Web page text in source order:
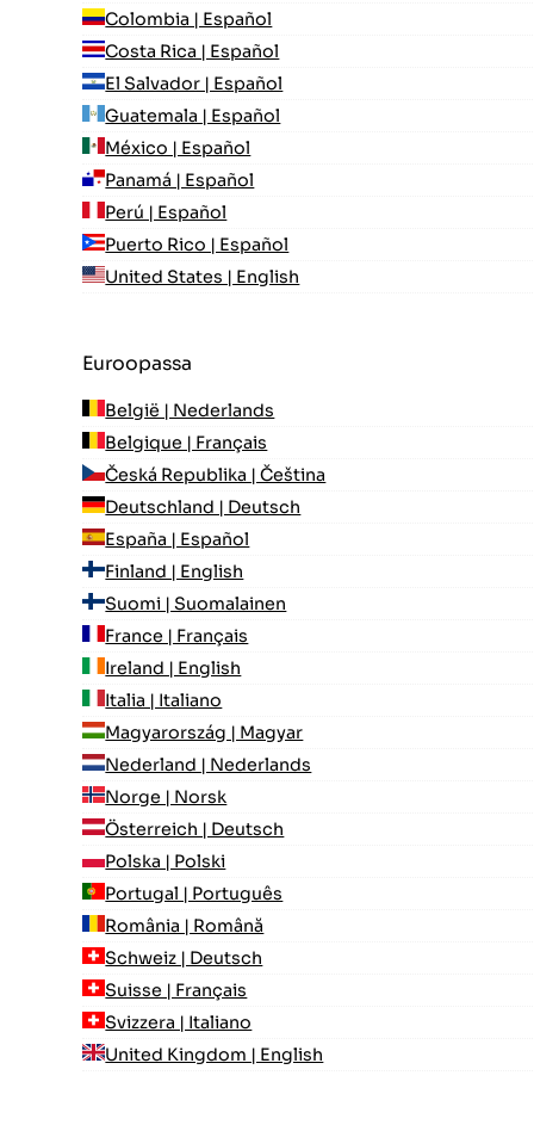
Colombia | Español
Costa Rica | Español
El Salvador | Español
Guatemala | Español
México | Español
Panamá | Español
Perú | Español
Puerto Rico | Español
United States | English
Euroopassa
België | Nederlands
Belgique | Français
Česká Republika | Čeština
Deutschland | Deutsch
España | Español
Finland | English
Suomi | Suomalainen
France | Français
Ireland | English
Italia | Italiano
Magyarország | Magyar
Nederland | Nederlands
Norge | Norsk
Österreich | Deutsch
Polska | Polski
Portugal | Português
România | Română
Schweiz | Deutsch
Suisse | Français
Svizzera | Italiano
United Kingdom | English